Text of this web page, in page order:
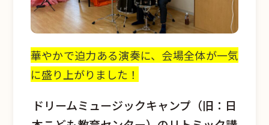
華やかで迫力ある演奏に、会場全体が一気
に盛り上がりました！
ドリームミュージックキャンプ（旧：日